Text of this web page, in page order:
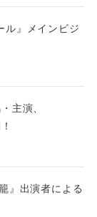
ル』メインビジ
主演、
！
』出演者による